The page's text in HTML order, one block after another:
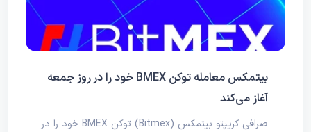
بیتمکس معامله توکن BMEX خود را در روز جمعه
آغاز می‌کند
صرافی کریپتو بیتمکس (Bitmex) توکن BMEX خود را در